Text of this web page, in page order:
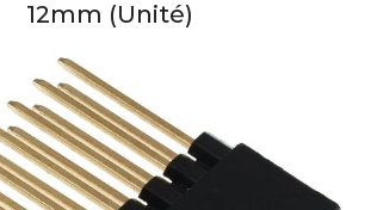
12mm (Unité)